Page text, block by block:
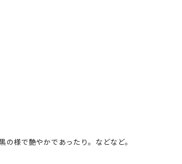
様で艶やかであったり。などなど。